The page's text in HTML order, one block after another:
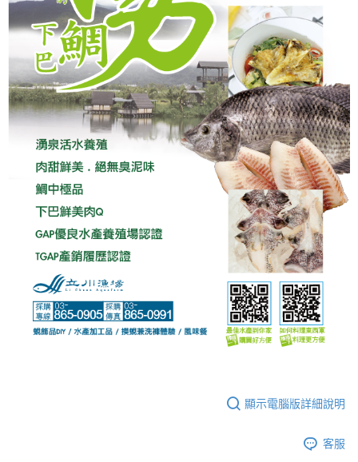
顯示電腦版詳細說明
客服